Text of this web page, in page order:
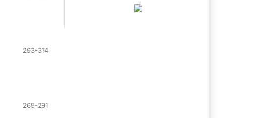
293-314
269-291